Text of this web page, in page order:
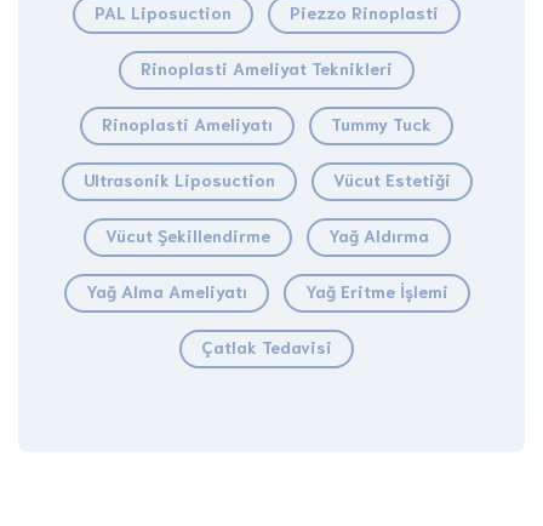
PAL Liposuction Piezzo Rinoplasti
Rinoplasti Ameliyat Teknikleri
Rinoplasti Ameliyatı Tummy Tuck
Ultrasonik Liposuction Vücut Estetiği
Vücut Şekillendirme Yağ Aldırma
Yağ Alma Ameliyatı Yağ Eritme İşlemi
Çatlak Tedavisi